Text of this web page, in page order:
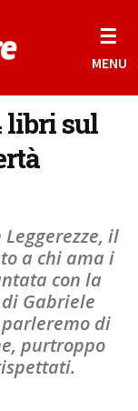
☰
MENU
libri sul
il
a chi ama i
con la
Gabriele
di
purtroppo